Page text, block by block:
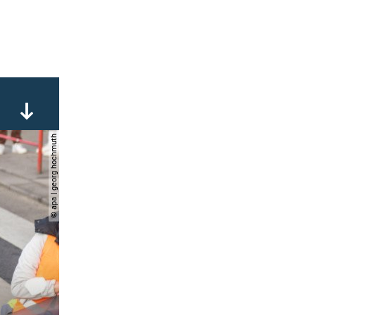
© apa | georg hochmuth